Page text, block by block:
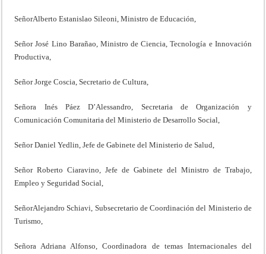
SeñorAlberto Estanislao Sileoni, Ministro de Educación,
Señor José Lino Barañao, Ministro de Ciencia, Tecnología e Innovación
Productiva,
Señor Jorge Coscia, Secretario de Cultura,
Señora Inés Páez D’Alessandro, Secretaria de Organización y
Comunicación Comunitaria del Ministerio de Desarrollo Social,
Señor Daniel Yedlin, Jefe de Gabinete del Ministerio de Salud,
Señor Roberto Ciaravino, Jefe de Gabinete del Ministro de Trabajo,
Empleo y Seguridad Social,
SeñorAlejandro Schiavi, Subsecretario de Coordinación del Ministerio de
Turismo,
Señora Adriana Alfonso, Coordinadora de temas Internacionales del